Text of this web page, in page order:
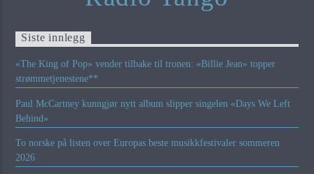
Siste innlegg
«The King of Pop» vender tilbake til tronen: «Billie Jean» topper
strømmetjenestene**
Paul McCartney kunngjør nytt album slipper singelen «Days We Left
Behind»
To norske på listen over Europas beste musikkfestivaler sommeren
2026